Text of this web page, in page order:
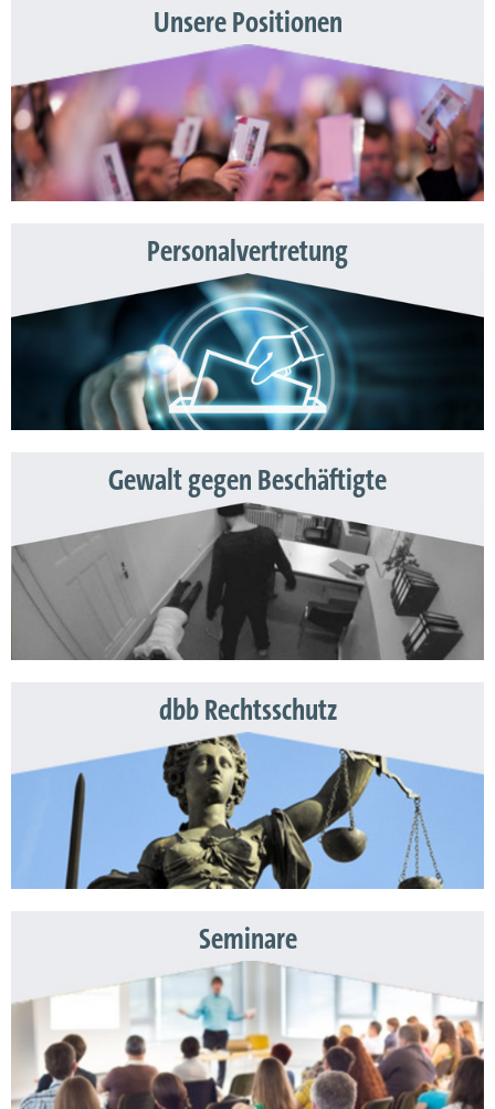
Unsere Positionen
Personalvertretung
Gewalt gegen Beschäftigte
dbb Rechtsschutz
Seminare